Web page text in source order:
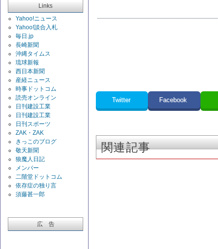
Links
Yahoo!ニュース
Yahoo!談合入札
毎日.jp
長崎新聞
沖縄タイムス
琉球新報
西日本新聞
産経ニュース
時事ドットコム
読売オンライン
日刊建設工業
日刊建設工業
日刊スポーツ
ZAK・ZAK
きっこのブログ
敬天新聞
狼魔人日記
メンバー
二階堂ドットコム
依存症の独り言
須藤甚一郎
広 告
Twitter Facebook
関連記事